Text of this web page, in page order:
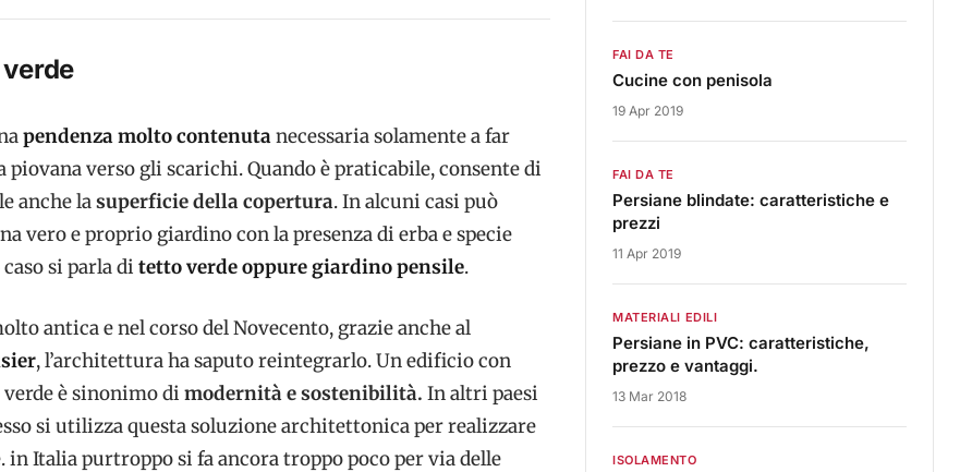
pendenza molto contenutanecessaria solamente a far
piovana verso gli scarichi. Quando è praticabile, consente di
anche lasuperficie della copertura. In alcuni casi può
vero e proprio giardino con la presenza di erba e specie
si parla di tetto verde oppuregiardino pensile.
antica e nel corso del Novecento, grazie anche al
, l’architettura ha saputo reintegrarlo. Un edificio con
è sinonimo di modernità e sostenibilità. In altri paesi
si utilizza questa soluzione architettonica per realizzare
in Italia purtroppo si fa ancora troppo poco per via delle
FAI DA TE
Cucine con penisola
19 Apr 2019
FAI DA TE
Persiane blindate: caratteristiche e
prezzi
11 Apr 2019
MATERIALI EDILI
Persiane in PVC: caratteristiche,
prezzo e vantaggi.
13 Mar 2018
ISOLAMENTO